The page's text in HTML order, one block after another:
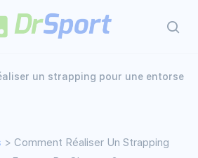
un strapping pour une entorse
> Comment Réaliser Un Strapping